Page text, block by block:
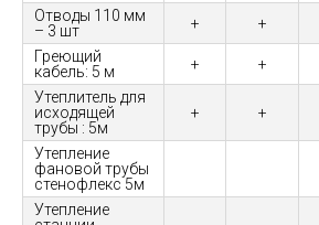
Отводы 110 мм
– 3 шт
+ +
Греющий
кабель: 5 м
+ +
Утеплитель для
исходящей
трубы : 5м
+ +
Утепление
фановой трубы
стенофлекс 5м
Утепление